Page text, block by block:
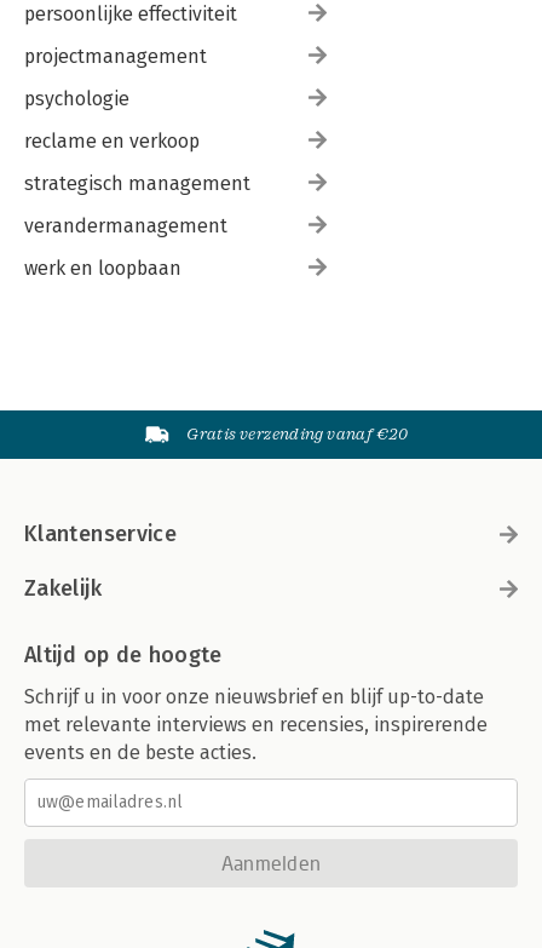
persoonlijke effectiviteit
projectmanagement
psychologie
reclame en verkoop
strategisch management
verandermanagement
werk en loopbaan
Gratis verzending vanaf €20
Klantenservice
Zakelijk
Altijd op de hoogte
Schrijf u in voor onze nieuwsbrief en blijf up-to-date
met relevante interviews en recensies, inspirerende
events en de beste acties.
Aanmelden